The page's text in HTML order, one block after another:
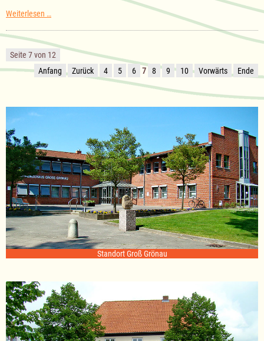
Weiterlesen …I.
der
Gemeinde
Bäk
für
das
Haushaltsjahr
Seite 7 von 12
Anfang
Zurück 4 5 6 7 8 9 10 Vorwärts Ende
Standort Groß Grönau